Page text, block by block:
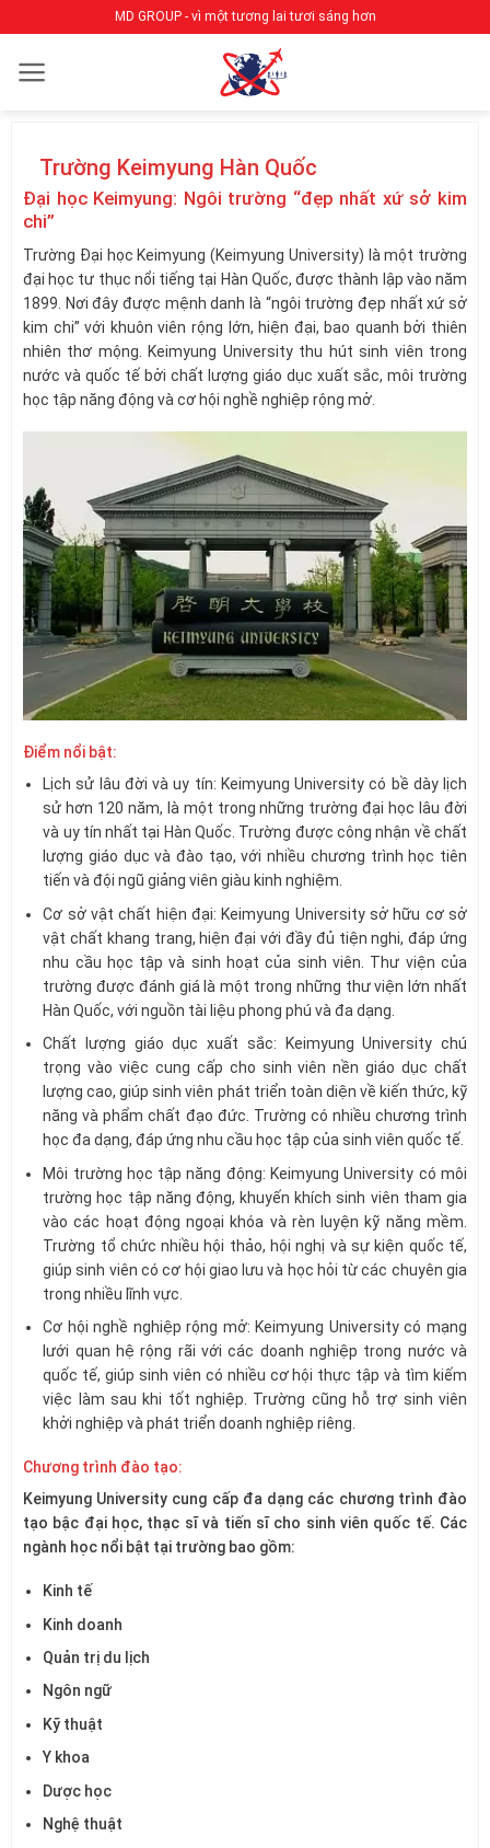
qua
nội
MD GROUP - vì một tương lai tươi sáng hơn
Trường Keimyung Hàn Quốc
Đại học Keimyung: Ngôi trường “đẹp nhất xứ sở kim
chi”
Trường Đại học Keimyung (Keimyung University) là một trường
đại học tư thục nổi tiếng tại Hàn Quốc, được thành lập vào năm
1899. Nơi đây được mệnh danh là “ngôi trường đẹp nhất xứ sở
kim chi” với khuôn viên rộng lớn, hiện đại, bao quanh bởi thiên
nhiên thơ mộng. Keimyung University thu hút sinh viên trong
nước và quốc tế bởi chất lượng giáo dục xuất sắc, môi trường
học tập năng động và cơ hội nghề nghiệp rộng mở.
Điểm nổi bật:
Lịch sử lâu đời và uy tín: Keimyung University có bề dày lịch
sử hơn 120 năm, là một trong những trường đại học lâu đời
và uy tín nhất tại Hàn Quốc. Trường được công nhận về chất
lượng giáo dục và đào tạo, với nhiều chương trình học tiên
tiến và đội ngũ giảng viên giàu kinh nghiệm.
Cơ sở vật chất hiện đại: Keimyung University sở hữu cơ sở
vật chất khang trang, hiện đại với đầy đủ tiện nghi, đáp ứng
nhu cầu học tập và sinh hoạt của sinh viên. Thư viện của
trường được đánh giá là một trong những thư viện lớn nhất
Hàn Quốc, với nguồn tài liệu phong phú và đa dạng.
Chất lượng giáo dục xuất sắc: Keimyung University chú
trọng vào việc cung cấp cho sinh viên nền giáo dục chất
lượng cao, giúp sinh viên phát triển toàn diện về kiến thức, kỹ
năng và phẩm chất đạo đức. Trường có nhiều chương trình
học đa dạng, đáp ứng nhu cầu học tập của sinh viên quốc tế.
Môi trường học tập năng động: Keimyung University có môi
trường học tập năng động, khuyến khích sinh viên tham gia
vào các hoạt động ngoại khóa và rèn luyện kỹ năng mềm.
Trường tổ chức nhiều hội thảo, hội nghị và sự kiện quốc tế,
giúp sinh viên có cơ hội giao lưu và học hỏi từ các chuyên gia
trong nhiều lĩnh vực.
Cơ hội nghề nghiệp rộng mở: Keimyung University có mạng
lưới quan hệ rộng rãi với các doanh nghiệp trong nước và
quốc tế, giúp sinh viên có nhiều cơ hội thực tập và tìm kiếm
việc làm sau khi tốt nghiệp. Trường cũng hỗ trợ sinh viên
khởi nghiệp và phát triển doanh nghiệp riêng.
Chương trình đào tạo:
Keimyung University cung cấp đa dạng các chương trình đào
tạo bậc đại học, thạc sĩ và tiến sĩ cho sinh viên quốc tế. Các
ngành học nổi bật tại trường bao gồm:
Kinh tế
Kinh doanh
Quản trị du lịch
Ngôn ngữ
Kỹ thuật
Y khoa
Dược học
Nghệ thuật